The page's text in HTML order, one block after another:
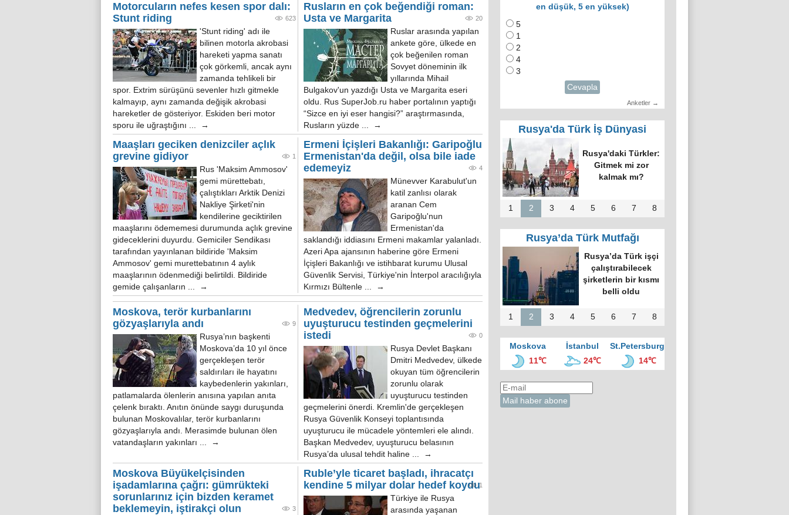
Motorcuların nefes kesen spor dalı:
Stunt riding
623
'Stunt riding' adı ile
bilinen motorla akrobasi
hareketi yapma sanatı
çok görkemli, ancak aynı
zamanda tehlikeli bir
spor. Extrim sürüşünü sevenler hızlı gitmekle
kalmayıp, aynı zamanda değişik akrobasi
hareketler de gösteriyor. Eskiden beri motor
sporu ile uğraştığını ... →
Rusların en çok beğendiği roman:
Usta ve Margarita
20
Ruslar arasında yapılan
ankete göre, ülkede en
çok beğenilen roman
Sovyet döneminin ilk
yıllarında Mihail
Bulgakov'un yazdığı Usta ve Margarita eseri
oldu. Rus SuperJob.ru haber portalının yaptığı
“Sizce en iyi eser hangisi?” araştırmasında,
Rusların yüzde ... →
Maaşları geciken denizciler açlık
grevine gidiyor
1
Rus 'Maksim Ammosov'
gemi mürettebatı,
çalıştıkları Arktik Denizi
Nakliye Şirketi'nin
kendilerine geciktirilen
maaşlarını ödememesi durumunda açlık grevine
gideceklerini duyurdu. Gemiciler Sendikası
tarafından yayınlanan bildiride 'Maksim
Ammosov' gemi murettebatının 4 aylık
maaşlarının ödenmediği belirtildi. Bildiride
gemide çalışanların ... →
Ermeni İçişleri Bakanlığı: Garipoğlu
Ermenistan'da değil, olsa bile iade
edemeyiz
4
Münevver Karabulut'un
katil zanlısı olarak
aranan Cem
Garipoğlu'nun
Ermenistan'da
saklandığı iddiasını Ermeni makamlar yalanladı.
Azeri Apa ajansının haberine göre Ermeni
İçişleri Bakanlığı ve istihbarat kurumu Ulusal
Güvenlik Servisi, Türkiye'nin İnterpol aracılığıyla
Kırmızı Bültenle ... →
Moskova, terör kurbanlarını
gözyaşlarıyla andı
9
Rusya’nın başkenti
Moskova’da 10 yıl önce
gerçekleşen terör
saldırıları ile hayatını
kaybedenlerin yakınları,
patlamalarda ölenlerin anısına yapılan anıta
çelenk bıraktı. Anıtın önünde saygı duruşunda
bulunan Moskovalılar, terör kurbanlarını
gözyaşlarıyla andı. Merasimde bulunan ölen
vatandaşların yakınları ... →
Medvedev, öğrencilerin zorunlu
uyuşturucu testinden geçmelerini
istedi
0
Rusya Devlet Başkanı
Dmitri Medvedev, ülkede
okuyan tüm öğrencilerin
zorunlu olarak
uyuşturucu testinden
geçmelerini önerdi. Kremlin'de gerçekleşen
Rusya Güvenlik Konseyi toplantısında
uyuşturucu ile mücadele yöntemleri ele alındı.
Başkan Medvedev, uyuşturucu belasının
Rusya’da ulusal tehdit haline ... →
Moskova Büyükelçisinden
işadamlarına çağrı: gümrükteki
sorunlarınız için bizden keramet
beklemeyin, iştirakçi olun
3
Ruble’yle ticaret başladı, ihracatçı
kendine 5 milyar dolar hedef koydu1
Türkiye ile Rusya
arasında yaşanan
en düşük, 5 en yüksek)
5
1
2
4
3
Cevapla
Anketler →
Rusya'da Türk İş Dünyasi
Rusya'daki Türkler:
Gitmek mi zor
kalmak mı?
1 2 3 4 5 6 7 8
Rusya’da Türk Mutfağı
Rusya’da Türk işçi
çalıştırabilecek
şirketlerin bir kısmı
belli oldu
1 2 3 4 5 6 7 8
Moskova İstanbul
St.Petersburg
11℃
24℃ 14℃